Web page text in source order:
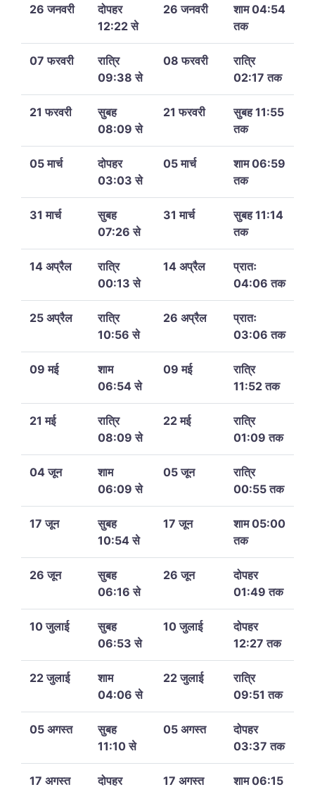
26 जनवरी
दोपहर
12:22 से
26 जनवरी
शाम 04:54
तक
07 फरवरी
रात्रि
09:38 से
08 फरवरी
रात्रि
02:17 तक
21 फरवरी
सुबह
08:09 से
21 फरवरी
सुबह 11:55
तक
05 मार्च
दोपहर
03:03 से
05 मार्च
शाम 06:59
तक
31 मार्च
सुबह
07:26 से
31 मार्च
सुबह 11:14
तक
14 अप्रैल
रात्रि
00:13 से
14 अप्रैल
प्रातः
04:06 तक
25 अप्रैल
रात्रि
10:56 से
26 अप्रैल
प्रातः
03:06 तक
09 मई
शाम
06:54 से
09 मई
रात्रि
11:52 तक
21 मई
रात्रि
08:09 से
22 मई
रात्रि
01:09 तक
04 जून
शाम
06:09 से
05 जून
रात्रि
00:55 तक
17 जून
सुबह
10:54 से
17 जून
शाम 05:00
तक
26 जून
सुबह
06:16 से
26 जून
दोपहर
01:49 तक
10 जुलाई
सुबह
06:53 से
10 जुलाई
दोपहर
12:27 तक
22 जुलाई
शाम
04:06 से
22 जुलाई
रात्रि
09:51 तक
05 अगस्त
सुबह
11:10 से
05 अगस्त
दोपहर
03:37 तक
17 अगस्त दोपहर 17 अगस्त शाम 06:15